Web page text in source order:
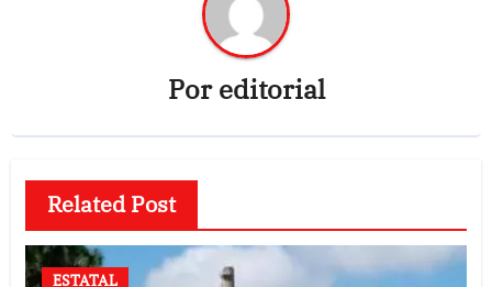
Poreditorial
Related Post
ESTATAL